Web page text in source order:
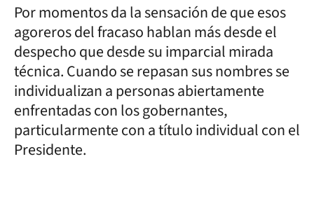
Por momentos da la sensación de que esos
agoreros del fracaso hablan más desde el
despecho que desde su imparcial mirada
técnica. Cuando se repasan sus nombres se
individualizan a personas abiertamente
enfrentadas con los gobernantes,
particularmente con a título individual con el
Presidente.